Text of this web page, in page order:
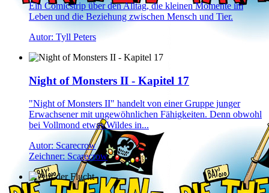
Ein Comicstrip über den Alltag, die kleinen Momente im
Leben und die Beziehung zwischen Mensch und Tier.
Autor: Tyll Peters
Night of Monsters II - Kapitel 17
"Night of Monsters II" handelt von einer Gruppe junger
Erwachsener mit ungewöhnlichen Fähigkeiten. Denn obwohl
bei Vollmond etwas Wildes in...
Autor: Scarecrow
Zeichner: Scarecrow